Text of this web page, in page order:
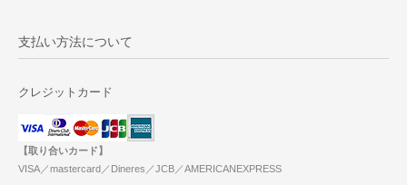
支払い方法について
クレジットカード
【取り合いカード】
VISA／mastercard／Dineres／JCB／AMERICANEXPRESS